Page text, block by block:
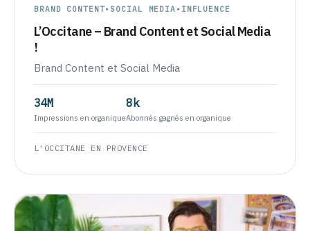
BRAND CONTENT• SOCIAL MEDIA • INFLUENCE
L’Occitane – Brand Content et Social Media
!
Brand Content et Social Media
34M
Impressions en organique
8k
Abonnés gagnés en organique
L'OCCITANE EN PROVENCE